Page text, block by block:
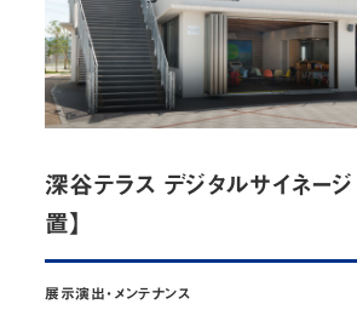
乃村工藝社グループ
パートナー
お問い合わせ
ご利用規約・免責事項
深谷テラス デジタルサイネージ
置】
展示演出・メンテナンス